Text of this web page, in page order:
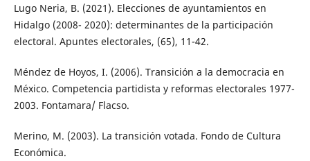
Lugo Neria, B. (2021). Elecciones de ayuntamientos en
Hidalgo (2008- 2020): determinantes de la participación
electoral. Apuntes electorales, (65), 11-42.
Méndez de Hoyos, I. (2006). Transición a la democracia en
México. Competencia partidista y reformas electorales 1977-
2003. Fontamara/ Flacso.
Merino, M. (2003). La transición votada. Fondo de Cultura
Económica.